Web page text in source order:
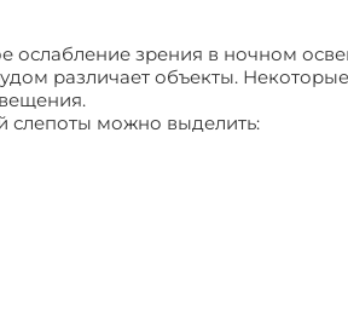
ослабление зрения в ночном
различает объекты.
слепоты можно выделить: